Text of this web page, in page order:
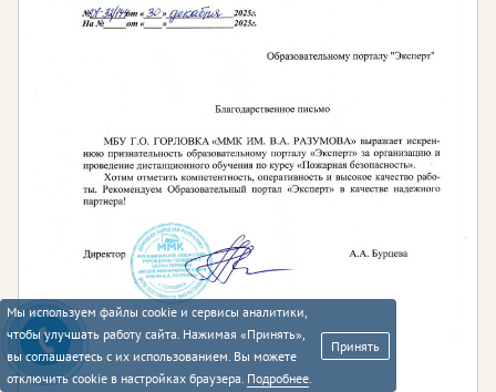
Мы используем файлы cookie и сервисы аналитики,
чтобы улучшать работу сайта. Нажимая «Принять»,
вы соглашаетесь с их использованием. Вы можете
отключить cookie в настройках браузера. Подробнее.
Принять